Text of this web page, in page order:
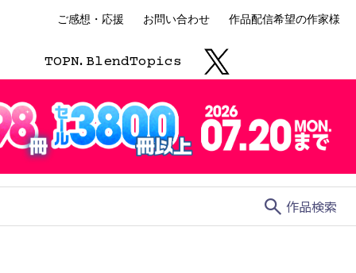
ご感想・応援 お問い合わせ 作品配信希望の作家様
TOPN. BlendTopics
search 作品検索